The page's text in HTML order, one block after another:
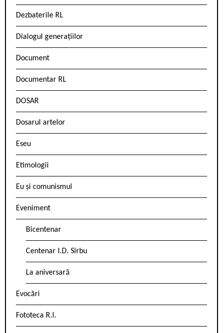
Dezbaterile RL
Dialogul generațiilor
Document
Documentar RL
DOSAR
Dosarul artelor
Eseu
Etimologii
Eu și comunismul
Eveniment
Bicentenar
Centenar I.D. Sîrbu
La aniversară
Evocări
Fototeca R.l.